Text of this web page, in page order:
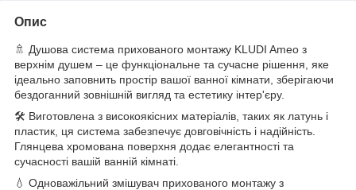
Опис
🚿 Душова система прихованого монтажу KLUDI Ameo з
верхнім душем – це функціональне та сучасне рішення, яке
ідеально заповнить простір вашої ванної кімнати, зберігаючи
бездоганний зовнішній вигляд та естетику інтер'єру.
🛠️ Виготовлена з високоякісних матеріалів, таких як латунь і
пластик, ця система забезпечує довговічність і надійність.
Глянцева хромована поверхня додає елегантності та
сучасності вашій ванній кімнаті.
💧 Одноважільний змішувач прихованого монтажу з